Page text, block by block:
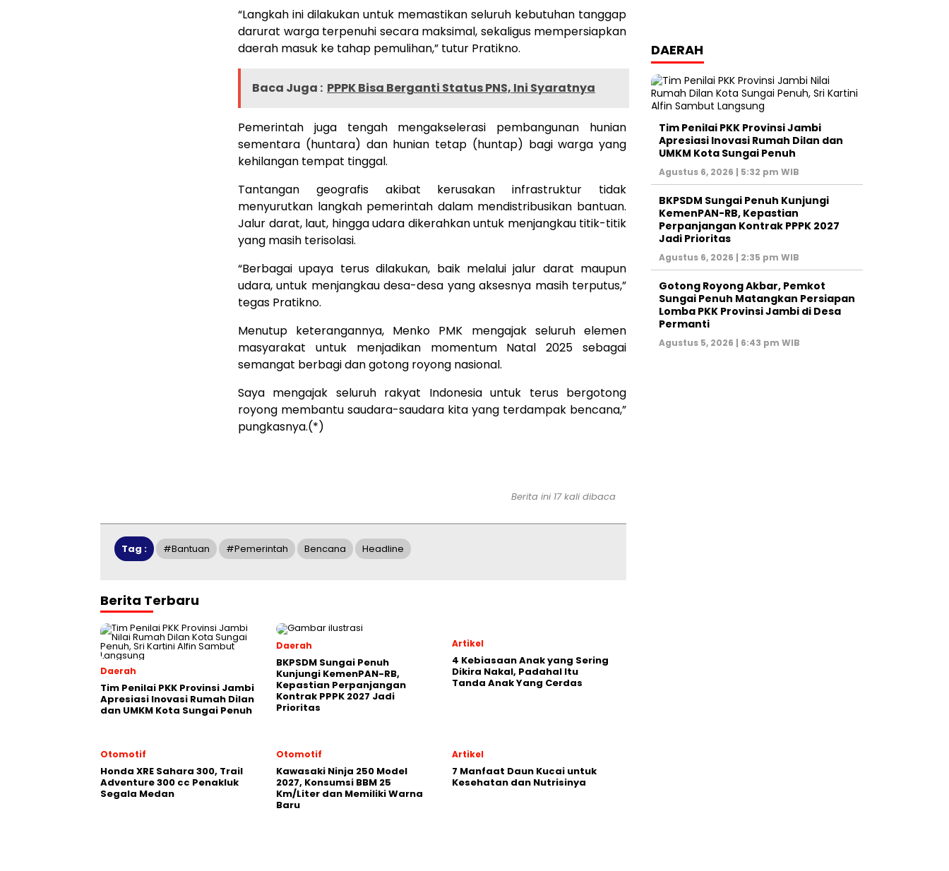
“Langkah ini dilakukan untuk memastikan seluruh kebutuhan tanggap
darurat warga terpenuhi secara maksimal, sekaligus mempersiapkan
daerah masuk ke tahap pemulihan,” tutur Pratikno.
Baca Juga : PPPK Bisa Berganti Status PNS, Ini Syaratnya
Pemerintah juga tengah mengakselerasi pembangunan hunian
sementara (huntara) dan hunian tetap (huntap) bagi warga yang
kehilangan tempat tinggal.
Tantangan geografis akibat kerusakan infrastruktur tidak
menyurutkan langkah pemerintah dalam mendistribusikan bantuan.
Jalur darat, laut, hingga udara dikerahkan untuk menjangkau titik-titik
yang masih terisolasi.
“Berbagai upaya terus dilakukan, baik melalui jalur darat maupun
udara, untuk menjangkau desa-desa yang aksesnya masih terputus,”
tegas Pratikno.
Menutup keterangannya, Menko PMK mengajak seluruh elemen
masyarakat untuk menjadikan momentum Natal 2025 sebagai
semangat berbagi dan gotong royong nasional.
Saya mengajak seluruh rakyat Indonesia untuk terus bergotong
royong membantu saudara-saudara kita yang terdampak bencana,”
pungkasnya.(*)
Berita ini 17 kali dibaca
Tag : #bantuan #pemerintah Bencana Headline
Berita Terbaru
Daerah
Tim Penilai PKK Provinsi Jambi
Apresiasi Inovasi Rumah Dilan
dan UMKM Kota Sungai Penuh
Daerah
BKPSDM Sungai Penuh
Kunjungi KemenPAN-RB,
Kepastian Perpanjangan
Kontrak PPPK 2027 Jadi
Prioritas
Artikel
4 Kebiasaan Anak yang Sering
Dikira Nakal, Padahal Itu
Tanda Anak Yang Cerdas
Otomotif
Honda XRE Sahara 300, Trail
Adventure 300 cc Penakluk
Segala Medan
Otomotif
Kawasaki Ninja 250 Model
2027, Konsumsi BBM 25
Km/Liter dan Memiliki Warna
Baru
Artikel
7 Manfaat Daun Kucai untuk
Kesehatan dan Nutrisinya
DAERAH
Tim Penilai PKK Provinsi Jambi
Apresiasi Inovasi Rumah Dilan dan
UMKM Kota Sungai Penuh
Agustus 6, 2026 | 5:32 pm WIB
BKPSDM Sungai Penuh Kunjungi
KemenPAN-RB, Kepastian
Perpanjangan Kontrak PPPK 2027
Jadi Prioritas
Agustus 6, 2026 | 2:35 pm WIB
Gotong Royong Akbar, Pemkot
Sungai Penuh Matangkan Persiapan
Lomba PKK Provinsi Jambi di Desa
Permanti
Agustus 5, 2026 | 6:43 pm WIB